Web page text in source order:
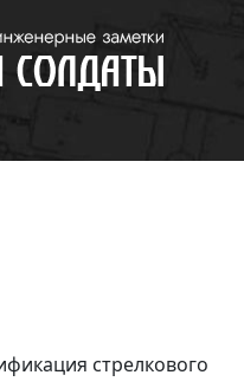
стрелкового